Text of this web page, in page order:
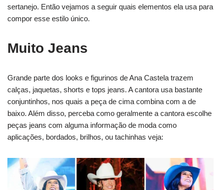
sertanejo. Então vejamos a seguir quais elementos ela usa para
compor esse estilo único.
Muito Jeans
Grande parte dos looks e figurinos de Ana Castela trazem
calças, jaquetas, shorts e tops jeans. A cantora usa bastante
conjuntinhos, nos quais a peça de cima combina com a de
baixo. Além disso, perceba como geralmente a cantora escolhe
peças jeans com alguma informação de moda como
aplicações, bordados, brilhos, ou tachinhas veja: